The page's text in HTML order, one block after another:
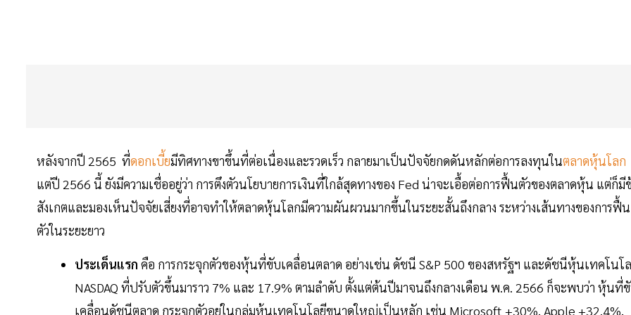
หลังจากปี 2565 ที่ดอกเบี้ยมีทิศทางขาขึ้นที่ต่อเนื่องและรวดเร็ว กลายมาเป็นปัจจัยกดดันหลักต่อการลงทุนในตลาดหุ้นโลก
แต่ปี 2566 นี้ ยังมีความเชื่ออยู่ว่า การตึงตัวนโยบายการเงินที่ใกล้สุดทางของ Fed น่าจะเอื้อต่อการฟื้นตัวของตลาดหุ้น แต่ก็มี
สังเกตและมองเห็นปัจจัยเสี่ยงที่อาจทำให้ตลาดหุ้นโลกมีความผันผวนมากขึ้นในระยะสั้นถึงกลาง ระหว่างเส้นทางของการฟื้น
ตัวในระยะยาว
ประเด็นแรก คือ การกระจุกตัวของหุ้นที่ขับเคลื่อนตลาด อย่างเช่น ดัชนี S&P 500 ของสหรัฐฯ และดัชนีหุ้นเทคโนโ
NASDAQ ที่ปรับตัวขึ้นมาราว 7% และ 17.9% ตามลำดับ ตั้งแต่ต้นปีมาจนถึงกลางเดือน พ.ค. 2566 ก็จะพบว่า หุ้นที่
เคลื่อนดัชนีตลาด กระจุกตัวอยู่ในกลุ่มหุ้นเทคโนโลยีขนาดใหญ่เป็นหลัก เช่น Microsoft +30%, Apple +32.4%,